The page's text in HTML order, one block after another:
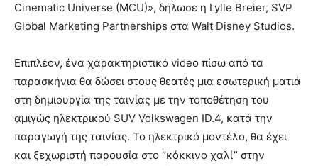
Cinematic Universe (MCU)», δήλωσε η Lylle Breier, SVP
Global Marketing Partnerships στα Walt Disney Studios.
Επιπλέον, ένα χαρακτηριστικό video πίσω από τα
παρασκήνια θα δώσει στους θεατές μια εσωτερική ματιά
στη δημιουργία της ταινίας με την τοποθέτηση του
αμιγώς ηλεκτρικού SUV Volkswagen ID.4, κατά την
παραγωγή της ταινίας. Το ηλεκτρικό μοντέλο, θα έχει
και ξεχωριστή παρουσία στο “κόκκινο χαλί” στην